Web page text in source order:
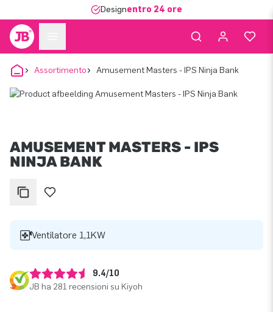
Designentro 24 ore
Assortimento Amusement Masters - IPS Ninja Bank
AMUSEMENT MASTERS - IPS
NINJA BANK
Ventilatore 1,1KW
9.4/10
JB ha 281 recensioni su Kiyoh